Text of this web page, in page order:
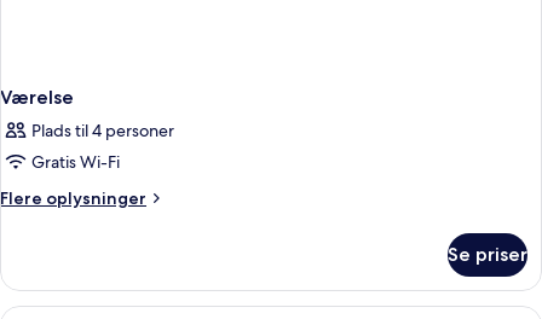
Værelse
Plads til 4 personer
Gratis Wi-Fi
Flere oplysninger
Flere
Se priser